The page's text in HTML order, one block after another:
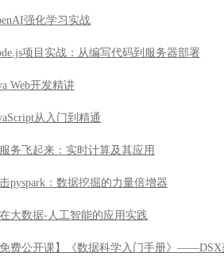
强化学习实战
项目实战：从编写代码到服务器部署
Web开发精讲
从入门到精通
服务飞起来：实时计算及其应用
pyspark：数据挖掘的力量倍增器
在大数据-人工智能的应用实践
免费公开课】《数据科学入门手册》